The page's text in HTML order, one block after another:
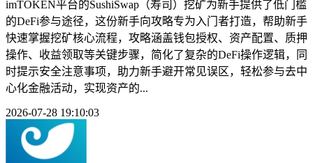
imTOKEN平台的SushiSwap（寿司）挖矿为新手提供了低门槛
的DeFi参与途径，这份新手向攻略专为入门者打造，帮助新手
快速掌握挖矿核心流程，攻略涵盖钱包授权、资产配置、质押
操作、收益领取等关键步骤，简化了复杂的DeFi操作逻辑，同
时提示安全注意事项，助力新手避开常见误区，轻松参与去中
心化金融活动，实现资产的...
2026-07-28 19:10:03